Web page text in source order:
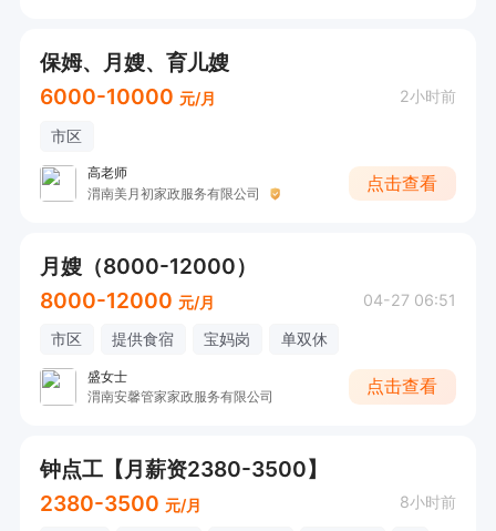
保姆、月嫂、育儿嫂
6000-10000 元/月 2小时前
市区
高老师
渭南美月初家政服务有限公司
点击查看
月嫂（8000-12000）
8000-12000 元/月 04-27 06:51
市区 提供食宿 宝妈岗 单双休
盛女士
渭南安馨管家家政服务有限公司
点击查看
钟点工【月薪资2380-3500】
2380-3500 元/月 8小时前